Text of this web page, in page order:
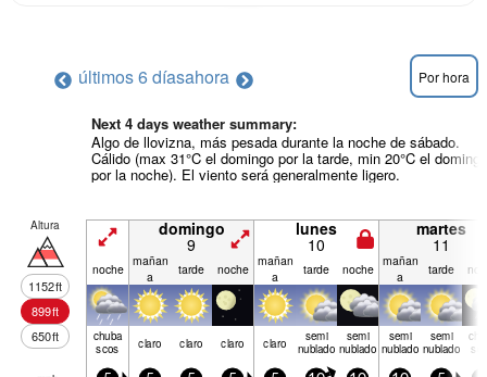
últimos 6 díasahora Por hora
Next 4 days weather summary:
Algo de llovizna, más pesada durante la noche de sábado.
Cálido (max 31°C el domingo por la tarde, min 20°C el domingo
por la noche). El viento será generalmente ligero.
Altura
1152ft
899ft
650ft
domingo
9
lunes
10
martes
11
noche mañan
a
tarde noche mañan
a
tarde noche mañan
a
tarde
chuba
scos claro claro claro claro semi
nublado
semi
nublado
semi
nublado
semi
nublado